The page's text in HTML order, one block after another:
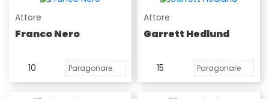
Attore
Franco Nero
10 Paragonare
Attore
Garrett Hedlund
15 Paragonare